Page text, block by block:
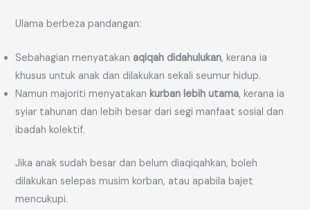
Ulama berbeza pandangan:
Sebahagian menyatakan aqiqah didahulukan, kerana ia
khusus untuk anak dan dilakukan sekali seumur hidup.
Namun majoriti menyatakankurban lebih utama, kerana ia
syiar tahunan dan lebih besar dari segi manfaat sosial dan
ibadah kolektif.
Jika anak sudah besar dan belum diaqiqahkan, boleh
dilakukan selepas musim korban, atau apabila bajet
mencukupi.